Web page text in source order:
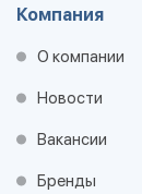
Компания
О компании
Новости
Вакансии
Бренды